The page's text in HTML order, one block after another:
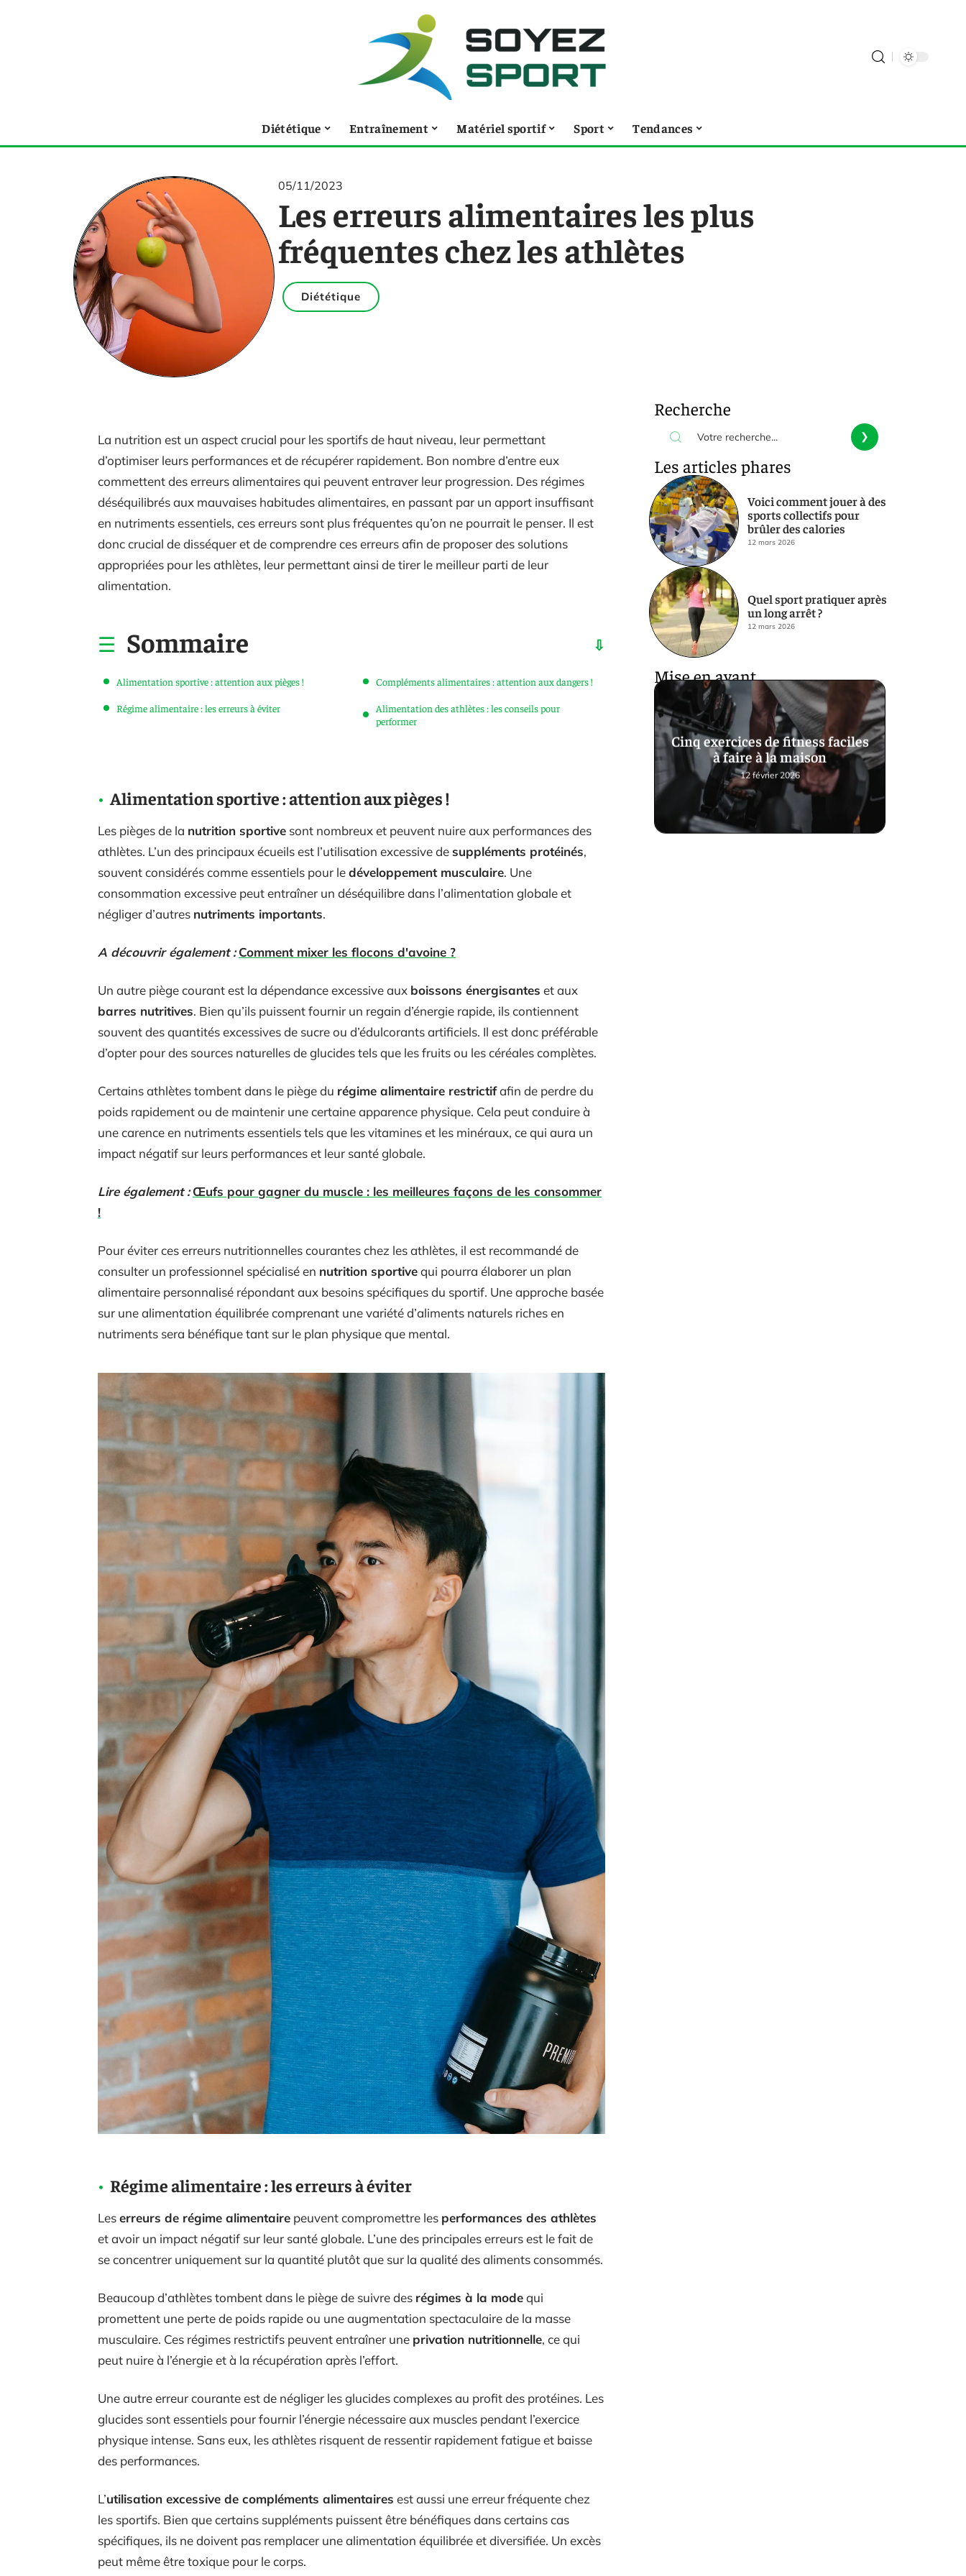
Diététique Entraînement Matériel sportif Sport Tendances
05/11/2023
Les erreurs alimentaires les plus
fréquentes chez les athlètes
Diététique
La nutrition est un aspect crucial pour les sportifs de haut niveau, leur permettant
d’optimiser leurs performances et de récupérer rapidement. Bon nombre d’entre eux
commettent des erreurs alimentaires qui peuvent entraver leur progression. Des régimes
déséquilibrés aux mauvaises habitudes alimentaires, en passant par un apport insuffisant
en nutriments essentiels, ces erreurs sont plus fréquentes qu’on ne pourrait le penser. Il est
donc crucial de disséquer et de comprendre ces erreurs afin de proposer des solutions
appropriées pour les athlètes, leur permettant ainsi de tirer le meilleur parti de leur
alimentation.
Sommaire
Alimentation sportive : attention aux pièges !
Régime alimentaire : les erreurs à éviter
Compléments alimentaires : attention aux dangers !
Alimentation des athlètes : les conseils pour
performer
Alimentation sportive : attention aux pièges !
Les pièges de la nutrition sportive sont nombreux et peuvent nuire aux performances des
athlètes. L’un des principaux écueils est l’utilisation excessive desuppléments protéinés,
souvent considérés comme essentiels pour ledéveloppement musculaire. Une
consommation excessive peut entraîner un déséquilibre dans l’alimentation globale et
négliger d’autres nutriments importants.
A découvrir également : Comment mixer les flocons d'avoine ?
Un autre piège courant est la dépendance excessive aux boissons énergisantes et aux
barres nutritives. Bien qu’ils puissent fournir un regain d’énergie rapide, ils contiennent
souvent des quantités excessives de sucre ou d’édulcorants artificiels. Il est donc préférable
d’opter pour des sources naturelles de glucides tels que les fruits ou les céréales complètes.
Certains athlètes tombent dans le piège du régime alimentaire restrictifafin de perdre du
poids rapidement ou de maintenir une certaine apparence physique. Cela peut conduire à
une carence en nutriments essentiels tels que les vitamines et les minéraux, ce qui aura un
impact négatif sur leurs performances et leur santé globale.
Lire également : Œufs pour gagner du muscle : les meilleures façons de les consommer
!
Pour éviter ces erreurs nutritionnelles courantes chez les athlètes, il est recommandé de
consulter un professionnel spécialisé en nutrition sportivequi pourra élaborer un plan
alimentaire personnalisé répondant aux besoins spécifiques du sportif. Une approche basée
sur une alimentation équilibrée comprenant une variété d’aliments naturels riches en
nutriments sera bénéfique tant sur le plan physique que mental.
Régime alimentaire : les erreurs à éviter
Leserreurs de régime alimentaire peuvent compromettre les performances des athlètes
et avoir un impact négatif sur leur santé globale. L’une des principales erreurs est le fait de
se concentrer uniquement sur la quantité plutôt que sur la qualité des aliments consommés.
Beaucoup d’athlètes tombent dans le piège de suivre des régimes à la modequi
promettent une perte de poids rapide ou une augmentation spectaculaire de la masse
musculaire. Ces régimes restrictifs peuvent entraîner une privation nutritionnelle, ce qui
peut nuire à l’énergie et à la récupération après l’effort.
Une autre erreur courante est de négliger les glucides complexes au profit des protéines. Les
glucides sont essentiels pour fournir l’énergie nécessaire aux muscles pendant l’exercice
physique intense. Sans eux, les athlètes risquent de ressentir rapidement fatigue et baisse
des performances.
L’utilisation excessive de compléments alimentaires est aussi une erreur fréquente chez
les sportifs. Bien que certains suppléments puissent être bénéfiques dans certains cas
spécifiques, ils ne doivent pas remplacer une alimentation équilibrée et diversifiée. Un excès
peut même être toxique pour le corps.
Recherche
Les articles phares
Voici comment jouer à des
sports collectifs pour
brûler des calories
12 mars 2026
Quel sport pratiquer après
un long arrêt ?
12 mars 2026
Mise en avant
Cinq exercices de fitness faciles
à faire à la maison
12 février 2026